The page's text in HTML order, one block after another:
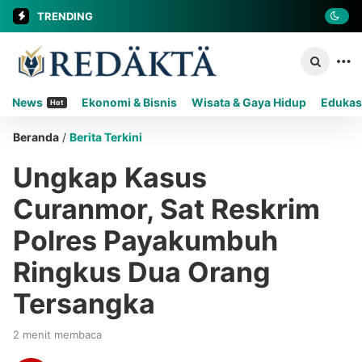
TRENDING
News Hot Ekonomi & Bisnis Wisata & Gaya Hidup
Beranda / Berita Terkini
Ungkap Kasus
Curanmor, Sat Reskrim
Polres Payakumbuh
Ringkus Dua Orang
Tersangka
2 menit membaca